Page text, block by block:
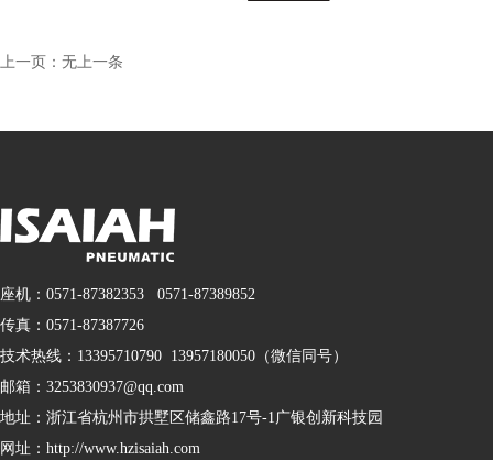
上一页：无上一条
座机：0571-87382353 0571-87389852
传真：0571-87387726
技术热线：13395710790 13957180050（微信同号）
邮箱：3253830937@qq.com
地址： 浙江省杭州市拱墅区储鑫路17号-1广银创新科技园
网址：http://www.hzisaiah.com